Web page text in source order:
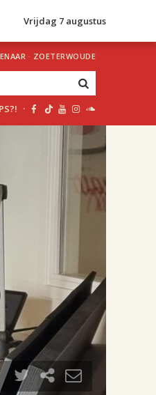
Vrijdag 7 augustus
· ZOETERWOUDE
·
uur 1 van 2
Volgend uur